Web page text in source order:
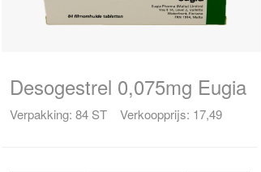
Desogestrel 0,075mg Eugia
Verpakking: 84 ST Verkoopprijs: 17,49